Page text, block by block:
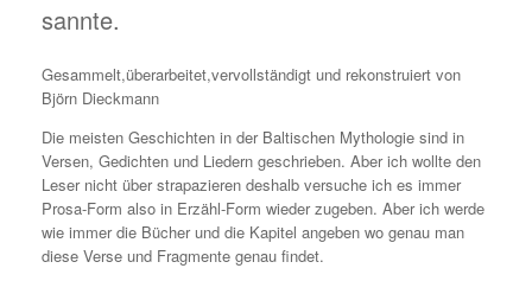
sannte.
Gesammelt,überarbeitet,vervollständigt und rekonstruiert von
Björn Dieckmann
Die meisten Geschichten in der Baltischen Mythologie sind in
Versen, Gedichten und Liedern geschrieben. Aber ich wollte den
Leser nicht über strapazieren deshalb versuche ich es immer
Prosa-Form also in Erzähl-Form wieder zugeben. Aber ich werde
wie immer die Bücher und die Kapitel angeben wo genau man
diese Verse und Fragmente genau findet.